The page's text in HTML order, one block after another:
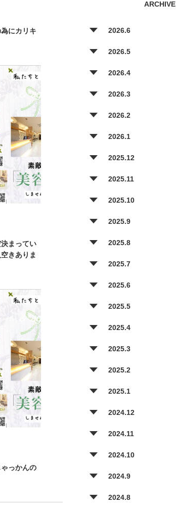
にカリキ
まってい
きありま
っかんの
ARCHIVE
2026.6
2026.5
2026.4
2026.3
2026.2
2026.1
2025.12
2025.11
2025.10
2025.9
2025.8
2025.7
2025.6
2025.5
2025.4
2025.3
2025.2
2025.1
2024.12
2024.11
2024.10
2024.9
2024.8